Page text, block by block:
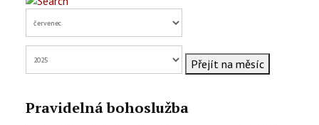
KONTAKTY
EN
Přejít na měsíc
Pravidelná bohoslužba